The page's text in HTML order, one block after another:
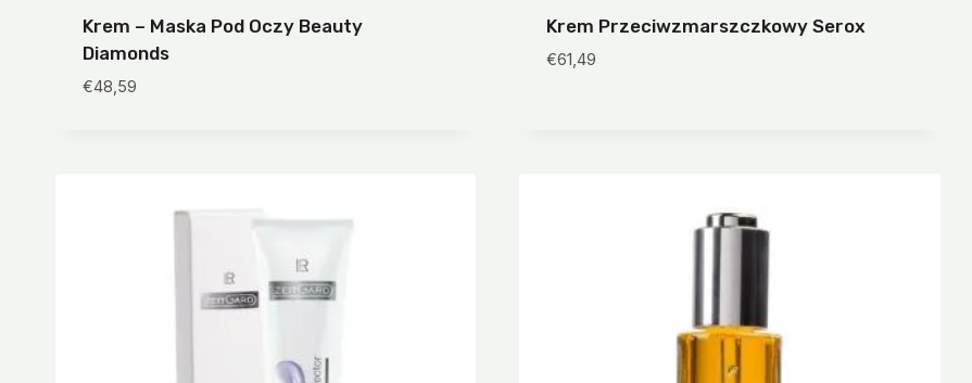
Krem – Maska Pod Oczy Beauty
Diamonds
€48,59
Krem Przeciwzmarszczkowy Serox
€61,49